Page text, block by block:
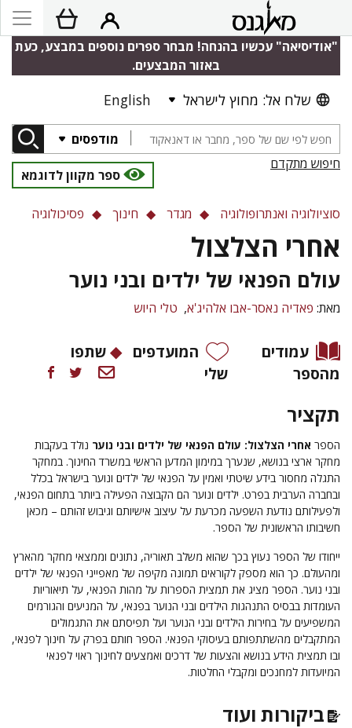
"אודיסיאה" עכשיו בהנחה! מבחר ספרים נוספים במבצע, כעת
באזור המבצעים.
שלח אל: מחוץ לישראל English
מודפסים
חיפוש מתקדם
ספר מקוון לדוגמא
סוציולוגיה ואנתרופולוגיה מגדר חינוך פסיכולוגיה
אחרי הצלצול
עולם הפנאי של ילדים ובני נוער
מאת: פאדיה נאסר-אבו אלהיג'א טלי היוש
עמודים
מהספר
המועדפים
שלי
שתפו
תקציר
הספר אחרי הצלצול: עולם הפנאי של ילדים ובני נוער נולד בעקבות
מחקר ארצי בנושא, שנערך במימון המדען הראשי במשרד החינוך. במחקר
התגלה מחסור בידע שיטתי ואמין על הפנאי של ילדים ונוער בישראל בכלל
ובחברה הערבית בפרט. ילדים ונוער הם הקבוצה הפעילה ביותר בתחום הפנאי,
ולפעילותם נודעת השפעה מכרעת על עיצוב אישיותם וגיבוש זהותם – מכאן
חשיבותו הראשונית של הספר.
ייחודו של הספר נעוץ בכך שהוא משלב תאוריה, נתונים וממצאי מחקר מהארץ
ומהעולם. כך הוא מספק לקוראים תמונה מקיפה של מאפייני הפנאי של ילדים
ובני נוער. הספר מציג את תמצית הספרות על מהות הפנאי, על תיאוריות
העומדות בבסיס התנהגות הילדים ובני הנוער בפנאי, על המניעים והגורמים
המשפיעים על בחירות הילדים ובני הנוער ועל תפיסתם את התגמולים
המתקבלים מהשתתפותם בעיסוקי הפנאי. הספר חותם בפרק על חינוך לפנאי,
ובו תמצית הידע בנושא והצעות של דרכים ואמצעים לחינוך ראוי לפנאי
המיועדות למחנכים ומקבלי החלטות.
ביקורות ועוד